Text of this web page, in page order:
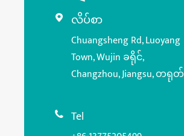
 လိပ်စာ
Chuangsheng Rd, Luoyang
Town, Wujin ခရိုင်,
Changzhou, Jiangsu, တရုတ်
 Tel